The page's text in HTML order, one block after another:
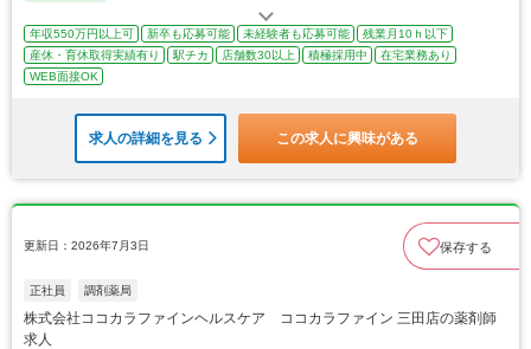
年収550万円以上可 新卒も応募可能 未経験者も応募可能
残業月10ｈ以下
産休・育休取得実績有り
駅チカ 店舗数30以上 積極採用中
在宅業務あり
WEB面接OK
求人の詳細を見る この求人に興味がある
更新日：2026年7月3日 保存する
正社員 調剤薬局
株式会社ココカラファインヘルスケア ココカラファイン 三田店の薬剤師
求人